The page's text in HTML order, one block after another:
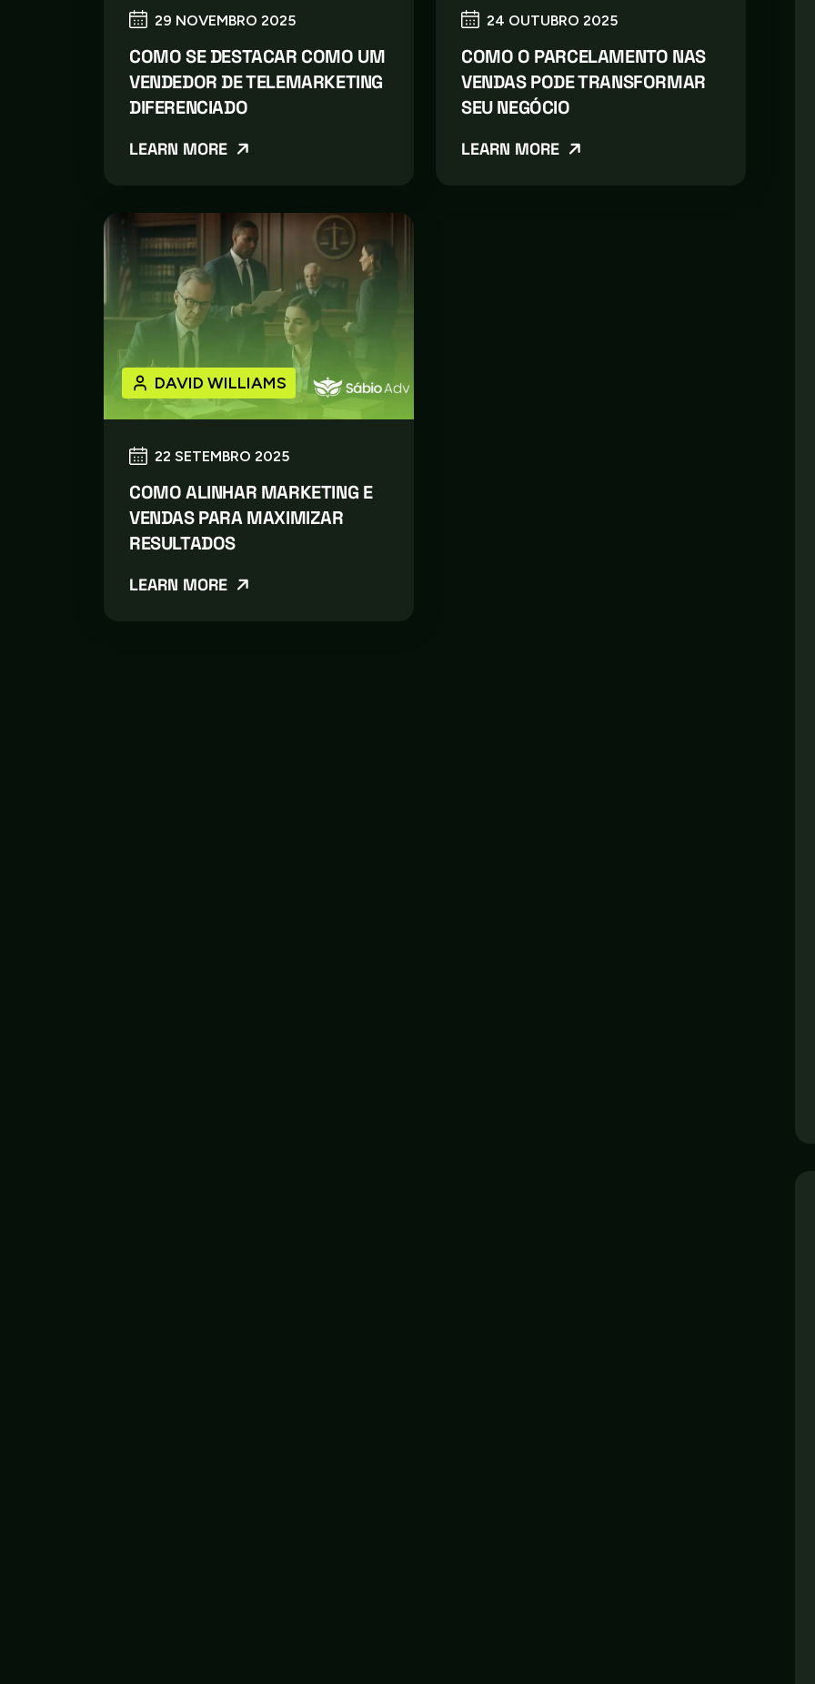
29 NOVEMBRO 2025
COMO SE DESTACAR COMO UM
VENDEDOR DE TELEMARKETING
DIFERENCIADO
LEARN MORE
24 OUTUBRO 2025
COMO O PARCELAMENTO NAS
VENDAS PODE TRANSFORMAR
SEU NEGÓCIO
LEARN MORE
22 SETEMBRO 2025
DAVID WILLIAMS
COMO ALINHAR MARKETING E
VENDAS PARA MAXIMIZAR
RESULTADOS
LEARN MORE